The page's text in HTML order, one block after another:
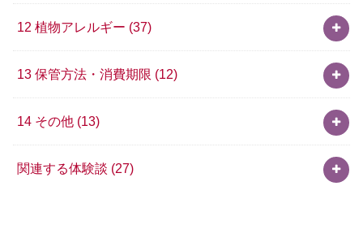
12 植物アレルギー (37)
13 保管方法・消費期限 (12)
14 その他 (13)
関連する体験談 (27)